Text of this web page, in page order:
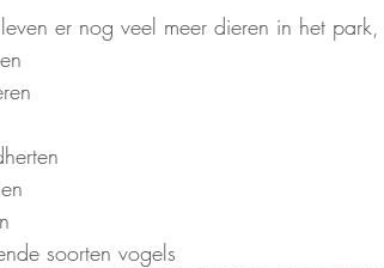
er nog veel meer dieren in het
soorten vogels